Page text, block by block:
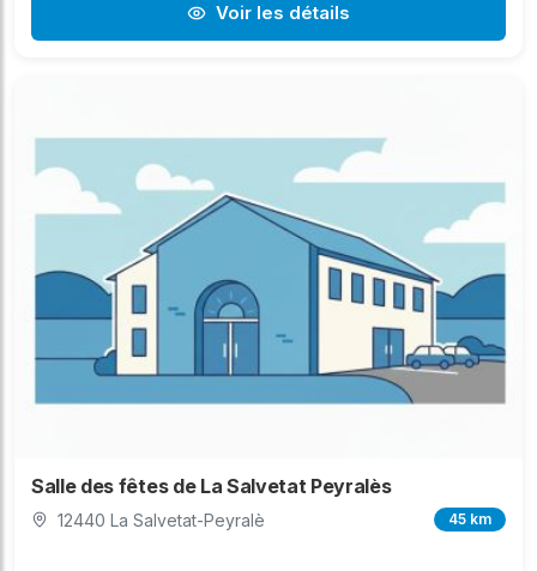
Voir les détails
Salle des fêtes de La Salvetat Peyralès
12440 La Salvetat-Peyralè 45 km